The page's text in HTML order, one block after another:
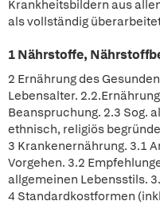
Krankheitsbildern aus
als vollständig
1 Nährstoffe,
2 Ernährung des
Lebensalter.
Beanspruchung. 2.3 Sog.
ethnisch, religiös
3 Krankenernährung. 3.1
Vorgehen. 3.2
allgemeinen Lebensstils.
4 Standardkostformen